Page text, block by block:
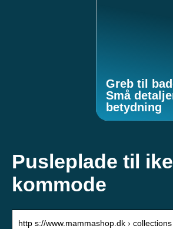
Greb til
Små
betydning
Pusleplade til
kommode
http s://www.mammashop.dk ›